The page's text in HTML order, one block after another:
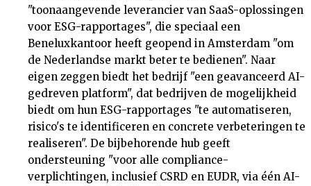
Dossiers
Nieuwsbrief
Contact
"toonaangevende leverancier van SaaS-oplossingen
voor ESG-rapportages", die speciaal een
Beneluxkantoor heeft geopend in Amsterdam "om
de Nederlandse markt beter te bedienen". Naar
eigen zeggen biedt het bedrijf "een geavanceerd AI-
gedreven platform", dat bedrijven de mogelijkheid
biedt om hun ESG-rapportages "te automatiseren,
risico's te identificeren en concrete verbeteringen te
realiseren". De bijbehorende hub geeft
ondersteuning "voor alle compliance-
verplichtingen, inclusief CSRD en EUDR, via één AI-